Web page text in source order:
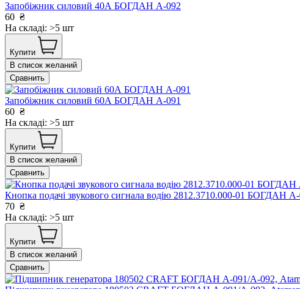
Запобіжник силовий 40А БОГДАН А-092
60 ₴
На складі: >5 шт
Купити
В список желаний
Сравнить
Запобіжник силовий 60А БОГДАН А-091
60 ₴
На складі: >5 шт
Купити
В список желаний
Сравнить
Кнопка подачі звукового сигнала водію 2812.3710.000-01 БОГДАН
70 ₴
На складі: >5 шт
Купити
В список желаний
Сравнить